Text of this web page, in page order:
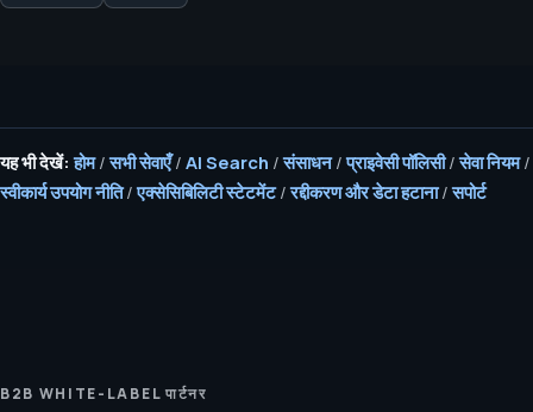
यह भी देखें: होम/सभी सेवाएँ/ AI Search /संसाधन/प्राइवेसी पॉलिसी/सेवा नियम/
स्वीकार्य उपयोग नीति/एक्सेसिबिलिटी स्टेटमेंट/रद्दीकरण और डेटा हटाना/सपोर्ट
B2B WHITE-LABEL पार्टनर